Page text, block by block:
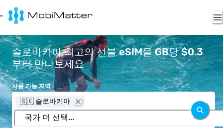
슬로바키아 최고의 선불 eSIM을 GB당 $0.3
부터 만나보세요
사용 가능 지역
🇸🇰 슬로바키아